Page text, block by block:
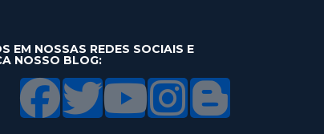
EM NOSSAS REDES SOCIAIS E
NOSSO BLOG: